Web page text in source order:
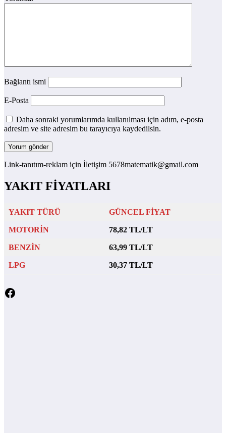
Bağlantı ismi
E-Posta
Daha sonraki yorumlarımda kullanılması için adım, e-posta
adresim ve site adresim bu tarayıcıya kaydedilsin.
Link-tanıtım-reklam için İletişim 5678matematik@gmail.com
YAKIT FİYATLARI
YAKIT TÜRÜ GÜNCEL FİYAT
MOTORİN 78,82 TL/LT
BENZİN 63,99 TL/LT
LPG 30,37 TL/LT
Facebook